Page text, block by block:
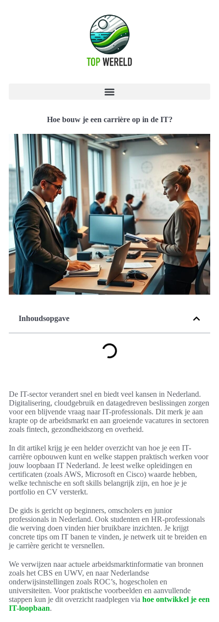
Hoe bouw je een carrière op in de IT?
Inhoudsopgave
De IT-sector verandert snel en biedt veel kansen in Nederland.
Digitalisering, cloudgebruik en datagedreven beslissingen zorgen
voor een blijvende vraag naar IT-professionals. Dit merk je aan
krapte op de arbeidsmarkt en aan groeiende vacatures in sectoren
zoals fintech, gezondheidszorg en overheid.
In dit artikel krijg je een helder overzicht van hoe je een IT-
carrière opbouwen kunt en welke stappen praktisch werken voor
jouw loopbaan IT Nederland. Je leest welke opleidingen en
certificaten (zoals AWS, Microsoft en Cisco) waarde hebben,
welke technische en soft skills belangrijk zijn, en hoe je je
portfolio en CV versterkt.
De gids is gericht op beginners, omscholers en junior
professionals in Nederland. Ook studenten en HR-professionals
die werving doen vinden hier bruikbare inzichten. Je krijgt
concrete tips om IT banen te vinden, je netwerk uit te breiden en
je carrière gericht te versnellen.
We verwijzen naar actuele arbeidsmarktinformatie van bronnen
zoals het CBS en UWV, en naar Nederlandse
onderwijsinstellingen zoals ROC’s, hogescholen en
universiteiten. Voor praktische voorbeelden en aanvullende
stappen kun je dit overzicht raadplegen via hoe ontwikkel je een
IT-loopbaan.